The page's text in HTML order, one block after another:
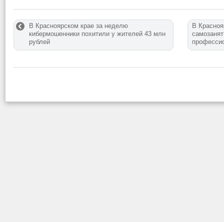
В Красноярском крае за неделю
кибермошенники похитили у жителей 43 млн
рублей
В